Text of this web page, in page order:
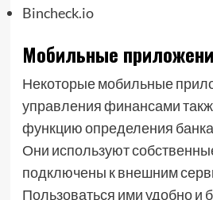
Bincheck.io
Мобильные
Некоторые мобильные
управления финансами
функцию определения
Они используют
подключены к внешним
Пользоваться ими удобно и